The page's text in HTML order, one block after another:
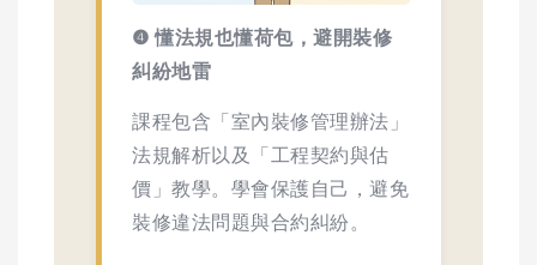
❹ 懂法規也懂荷包，避開裝修
糾紛地雷
課程包含「室內裝修管理辦法」
法規解析以及「工程契約與估
價」教學。學會保護自己，避免
裝修違法問題與合約糾紛。